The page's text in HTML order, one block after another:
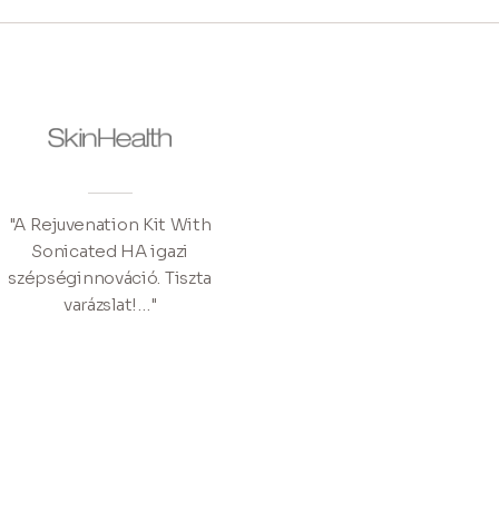
"A Rejuvenation Kit With
Sonicated HA igazi
szépséginnováció. Tiszta
varázslat!…"